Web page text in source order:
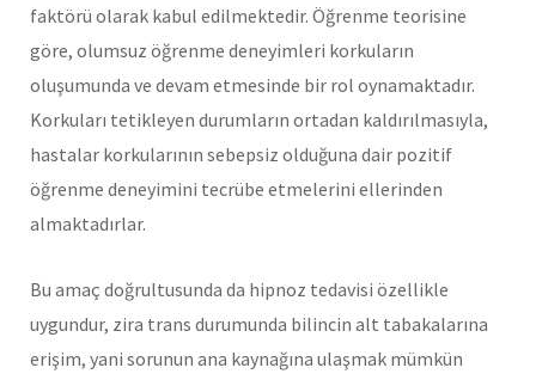
faktörü olarak kabul edilmektedir. Öğrenme teorisine
göre, olumsuz öğrenme deneyimleri korkuların
oluşumunda ve devam etmesinde bir rol oynamaktadır.
Korkuları tetikleyen durumların ortadan kaldırılmasıyla,
hastalar korkularının sebepsiz olduğuna dair pozitif
öğrenme deneyimini tecrübe etmelerini ellerinden
almaktadırlar.
Bu amaç doğrultusunda da hipnoz tedavisi özellikle
uygundur, zira trans durumunda bilincin alt tabakalarına
erişim, yani sorunun ana kaynağına ulaşmak mümkün